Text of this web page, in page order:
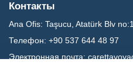
Контакты
Ana Ofis: Taşucu, Atatürk Blv
Телефон: +90 537 644 48 97
Электронная почта: